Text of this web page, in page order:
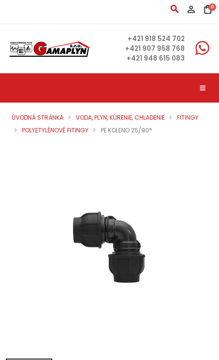
search person_outline shopping_bag0
+421 918 524 702
+421 907 958 768
+421 948 615 083
ÚVODNÁ STRÁNKA VODA, PLYN, KÚRENIE, CHLADENIE
FITINGY
POLYETYLÉNOVÉ FITINGY
PE KOLENO 25/90°